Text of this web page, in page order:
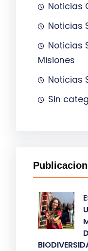
Noticias
Noticias
Noticias
Misiones
Noticias
Sin